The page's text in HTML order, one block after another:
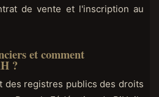
de vente et l'inscription au
et comment
?
des registres publics des droits